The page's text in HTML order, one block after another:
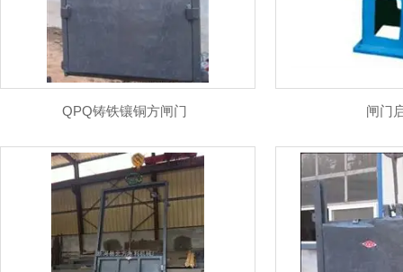
QPQ铸铁镶铜方闸门 闸门